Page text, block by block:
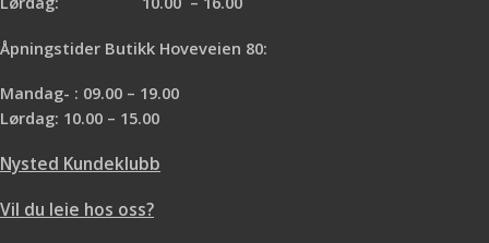
Åpningstider Butikk Hoveveien 80:
Mandag- : 09.00 – 19.00
Lørdag: 10.00 – 15.00
Nysted Kundeklubb
Vil du leie hos oss?